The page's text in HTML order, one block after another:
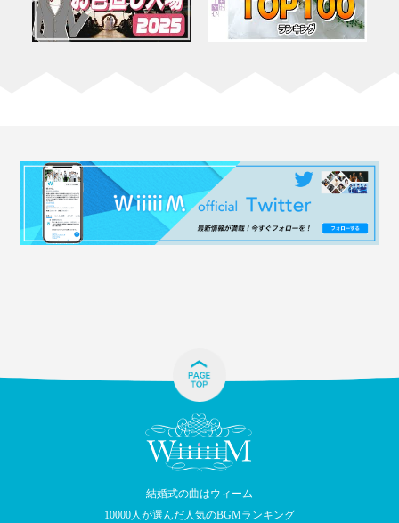
結婚式の曲はウィーム
10000人が選んだ人気のBGMランキング